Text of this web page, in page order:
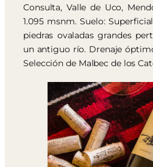
Consulta, Valle de Uco,
1.095 msnm. Suelo:
piedras ovaladas grandes
un antiguo río. Drenaje
Selección de Malbec de los